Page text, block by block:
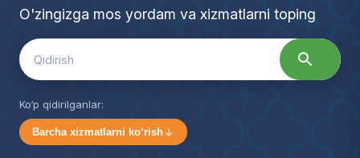
O'zingizga mos yordam va xizmatlarni toping
Search
for:
Ko‘p qidirilganlar:
Barcha xizmatlarni ko‘rish